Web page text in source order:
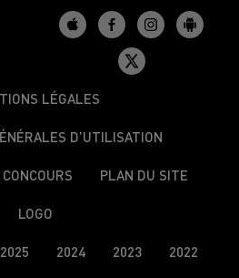
LÉGALES
D’UTILISATION
PLAN DU SITE
LOGO
2025 2024 2023 2022